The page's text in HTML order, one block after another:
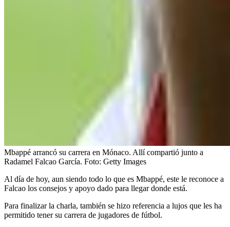
Mbappé arrancó su carrera en Mónaco. Allí compartió junto a
Radamel Falcao García. Foto: Getty Images
Al día de hoy, aun siendo todo lo que es Mbappé, este le reconoce a
Falcao los consejos y apoyo dado para llegar donde está.
Para finalizar la charla, también se hizo referencia a lujos que les ha
permitido tener su carrera de jugadores de fútbol.